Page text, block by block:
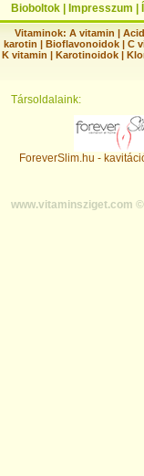
Bioboltok Impresszum
Vitaminok: A vitamin |
karotin | Bioflavonoidok | C
K vitamin | Karotinoidok |
Társoldalaink:
ForeverSlim.hu -
www.vitaminsziget.com